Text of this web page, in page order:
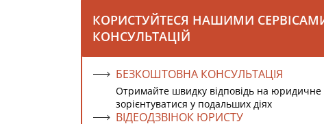
КОРИСТУЙТЕСЯ НАШИМИ
КОНСУЛЬТАЦІЙ
БЕЗКОШТОВНА КОНСУЛЬТАЦІЯ
Отримайте швидку відповідь на
зорієнтуватися у подальших діях
ВІДЕОДЗВІНОК ЮРИСТУ